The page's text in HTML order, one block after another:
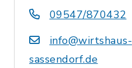
09547/870432
info@wirtshaus-
sassendorf.de